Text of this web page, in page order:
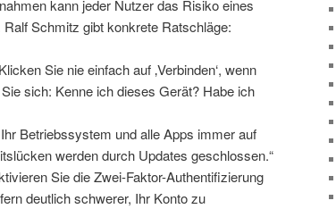
kann jeder Nutzer das Risiko eines
Schmitz gibt konkrete Ratschläge:
Sie nie einfach auf ‚Verbinden‘, wenn
sich: Kenne ich dieses Gerät? Habe ich
Betriebssystem und alle Apps immer auf
werden durch Updates geschlossen.“
Sie die Zwei-Faktor-Authentifizierung
deutlich schwerer, Ihr Konto zu